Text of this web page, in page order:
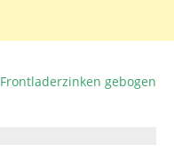
Frontladerzinken gebogen